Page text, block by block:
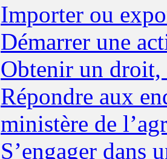
Importer ou
Démarrer une
Obtenir un droit,
Répondre aux
ministère de
S’engager dans